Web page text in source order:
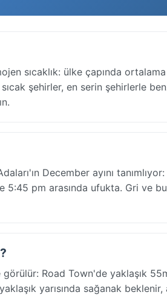
sıcaklık: ülke çapında
şehirler, en serin şehirlerle
December ayını
5:45 pm arasında ufukta. Gri ve
Road Town'de yaklaşık
yarısında sağanak